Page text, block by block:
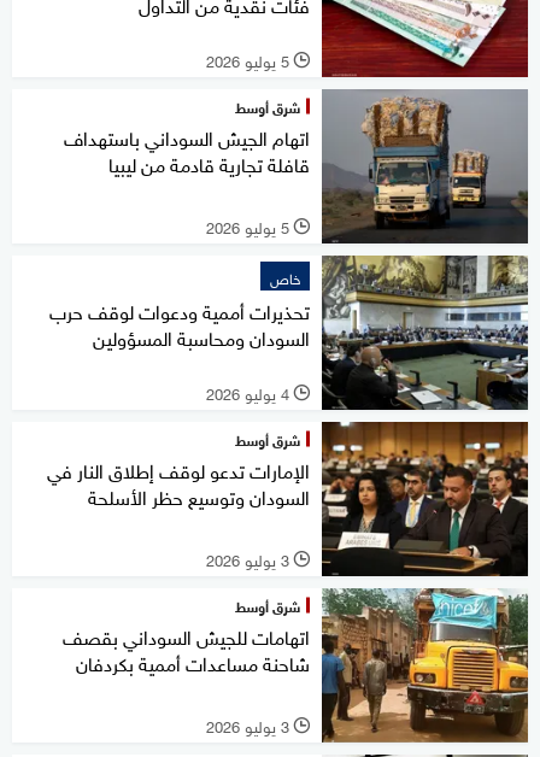
l 5 يوليو 2026
شرق أوسط
اتهام الجيش السوداني باستهداف
قافلة تجارية قادمة من ليبيا
l 5 يوليو 2026
خاص
تحذيرات أممية ودعوات لوقف حرب
السودان ومحاسبة المسؤولين
l 4 يوليو 2026
شرق أوسط
الإمارات تدعو لوقف إطلاق النار في
السودان وتوسيع حظر الأسلحة
l 3 يوليو 2026
شرق أوسط
اتهامات للجيش السوداني بقصف
شاحنة مساعدات أممية بكردفان
l 3 يوليو 2026